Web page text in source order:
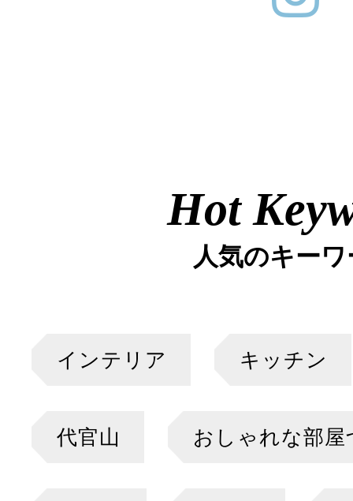
Hot
人気のキー
インテリア キッチン
代官山 おしゃれな部屋